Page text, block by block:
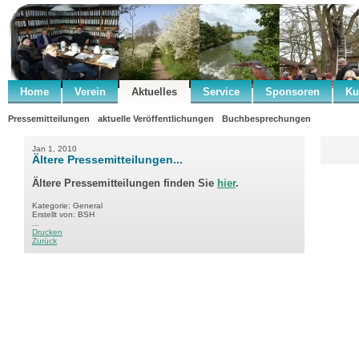
Home Verein Aktuelles Service Sponsoren
Pressemitteilungen aktuelle Veröffentlichungen Buchbesprechungen
Jan 1, 2010
Ältere Pressemitteilungen...
Ältere Pressemitteilungen finden Sie hier.
Kategorie: General
Erstellt von: BSH
Drucken
Zurück